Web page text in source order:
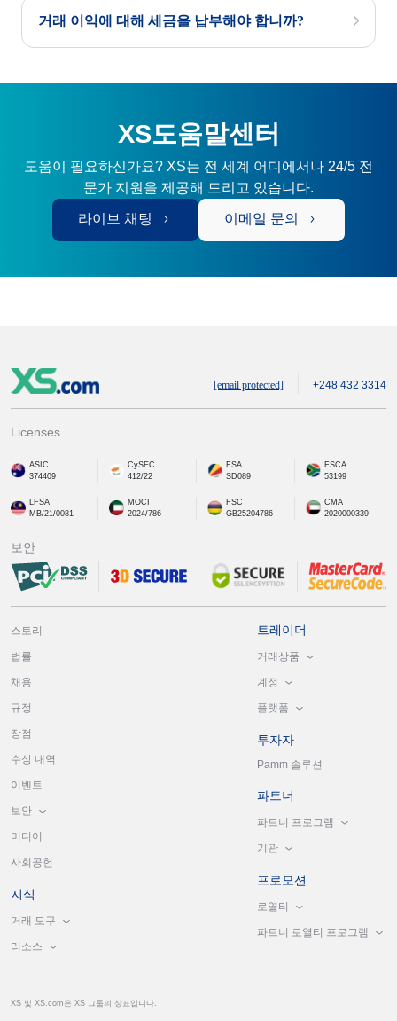
거래 이익에 대해 세금을 납부해야 합니까?
XS도움말센터
도움이 필요하신가요? XS는 전 세계 어디에서나 24/5 전
문가 지원을 제공해 드리고 있습니다.
라이브 채팅 이메일 문의
[email protected] +248 432 3314
Licenses
ASIC
374409
CySEC
412/22
FSA
SD089
FSCA
53199
LFSA
MB/21/0081
MOCI
2024/786
FSC
GB25204786
CMA
2020000339
보안
스토리
법률
채용
규정
장점
수상 내역
이벤트
보안
미디어
사회공헌
지식
거래 도구
리소스
트레이더
거래상품
계정
플랫폼
투자자
Pamm 솔루션
파트너
파트너 프로그램
기관
프로모션
로열티
파트너 로열티 프로그램
XS 및 XS.com은 XS 그룹의 상표입니다.